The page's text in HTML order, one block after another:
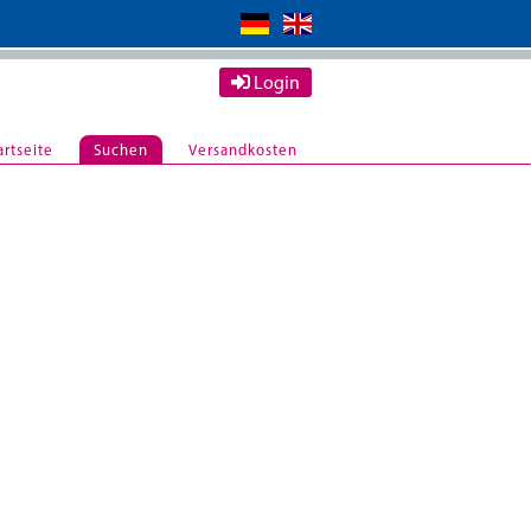
Login
Suchen Versandkosten